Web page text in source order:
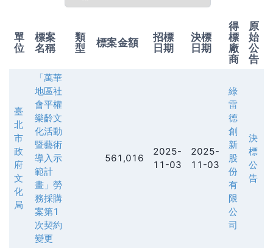
單
位
標案
名稱
類
型
標案金額
招標
日期
決標
日期
得
標
廠
商
原
始
公
告
臺
北
市
政
府
文
化
局
「萬華
地區社
會平權
樂齡文
化活動
暨藝術
導入示
範計
畫」勞
務採購
案第1
次契約
變更
561,016
2025-
11-03
2025-
11-03
綠
雷
德
創
新
股
份
有
限
公
司
決
標
公
告